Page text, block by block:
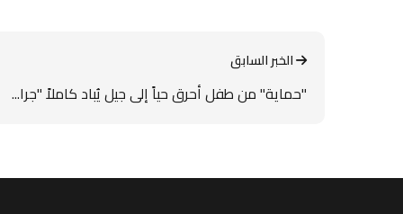
الخبر السابق
"حماية" من طفل أحرق حياً إلى جيل يُباد كاملاً "جرا...